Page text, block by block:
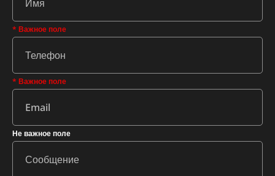
* Важное поле
* Важное поле
Не важное поле